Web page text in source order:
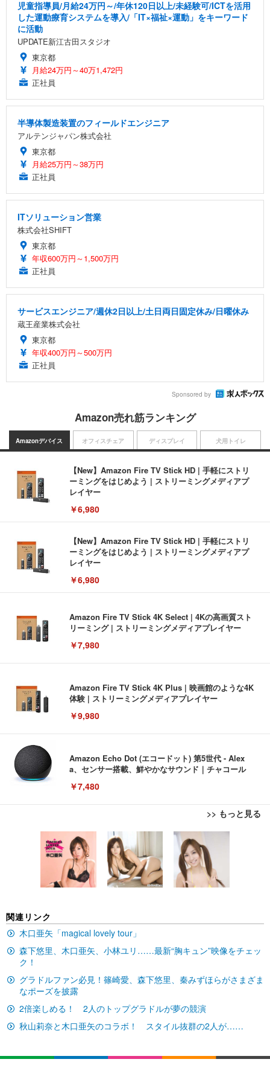
児童指導員/月給24万円～/年休120日以上/未経験可/ICTを活用
した運動療育システムを導入/「IT×福祉×運動」をキーワード
に活動
UPDATE新江古田スタジオ
東京都
月給24万円～40万1,472円
正社員
半導体製造装置のフィールドエンジニア
アルテンジャパン株式会社
東京都
月給25万円～38万円
正社員
ITソリューション営業
株式会社SHIFT
東京都
年収600万円～1,500万円
正社員
サービスエンジニア/週休2日以上/土日両日固定休み/日曜休み
蔵王産業株式会社
東京都
年収400万円～500万円
正社員
Sponsored by
Amazon売れ筋ランキング
Amazonデバイス
【New】Amazon Fire TV Stick HD | 手軽にストリ
ーミングをはじめよう | ストリーミングメディアプ
レイヤー
￥6,980
【New】Amazon Fire TV Stick HD | 手軽にストリ
ーミングをはじめよう | ストリーミングメディアプ
レイヤー
￥6,980
Amazon Fire TV Stick 4K Select | 4Kの高画質スト
リーミング | ストリーミングメディアプレイヤー
￥7,980
Amazon Fire TV Stick 4K Plus | 映画館のような4K
体験 | ストリーミングメディアプレイヤー
￥9,980
Amazon Echo Dot (エコードット) 第5世代 - Alex
a、センサー搭載、鮮やかなサウンド｜チャコール
￥7,480
>> もっと見る
オフィスチェア
[EdoErgo] オフィスチェア 椅子 テレワーク 疲れな
い 跳ね上げ式アームレスト コンパクト 約105度ロッ
キング pc 事務椅子 360度回転 座面昇降 強化ナイロ
ン樹脂ベース 通気性メッシュ 在宅ワーク H-WY01
(黒網+黒枠+黒足)
￥5,699
ュチェア 人間工学 疲れない ブラック
￥27,999
Sezlife オフィスチェア デスクチェア 疲れない テレ
ワーク チェア 強化バックレスト 30度ロッキング機
レスト 3Dヘッドレスト ハンガー付き 高反発クッシ
ョン PCチェア 通気性メッシュ ゲーミング/勉強/事
務用 おしゃれ パソコンチェア (ブラック)
ワーク チェア 強化バックレスト 30度ロッキング機
ディスプレイ
EIZO ビジネス向けプレミアムモニター | FlexScan
EV3240X-WT | 31.5型4K UHD・USB Type-C・ホワ
イト
￥105,595
イト
￥109,572
【純正品】27"ゲーミングモニター DualSense 充電
フック付き（CFI-ZDM1J）
￥49,979
ー フルHD（1920×1080）VA 非光沢 HDMI/DisplayP
犬用トイレ
Amazonベーシック ペットシーツ 薄型 レギュラー 1
回使い捨て 無香料 ホワイト 300枚
￥3,373
x2袋(84枚) ホワイト(吸収面:ライトブルー)
￥3,234
ネオ・ルーライフ ネオ・オムツ L 中型犬用 26枚入
り 単品
￥1,800
限定】 Smart Basic アイリスオーヤマ ペットシーツ
関連リンク
木口亜矢「magical lovely tour」
森下悠里、木口亜矢、小林ユリ……最新“胸キュン”映像をチェッ
ク！
グラドルファン必見！篠崎愛、森下悠里、秦みずほらがさまざま
なポーズを披露
2倍楽しめる！ 2人のトップグラドルが夢の競演
秋山莉奈と木口亜矢のコラボ！ スタイル抜群の2人が……